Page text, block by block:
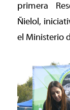
primera
Ñielol,
el Ministerio